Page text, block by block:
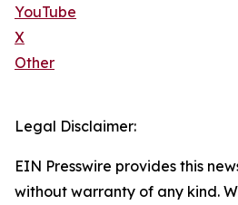
YouTube
X
Other
Legal Disclaimer:
EIN Presswire provides this
without warranty of any kind.